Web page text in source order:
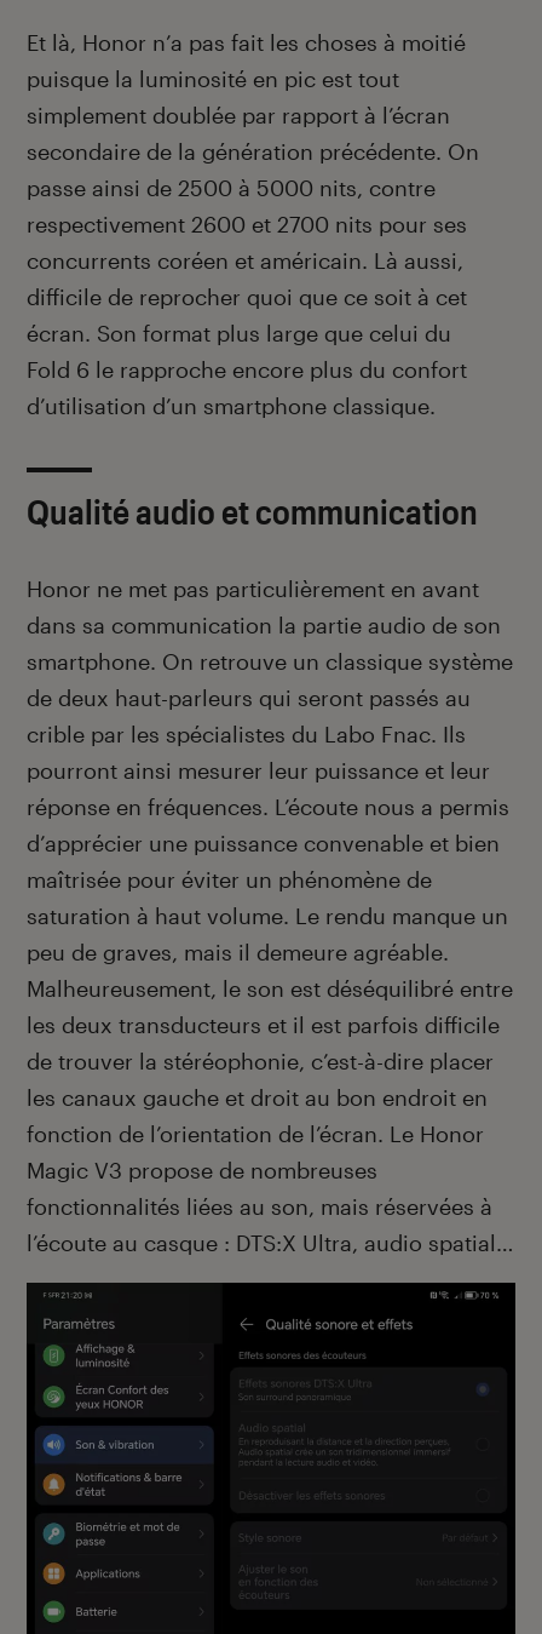
Et là, Honor n’a pas fait les choses à moitié
puisque la luminosité en pic est tout
simplement doublée par rapport à l’écran
secondaire de la génération précédente. On
passe ainsi de 2500 à 5000 nits, contre
respectivement 2600 et 2700 nits pour ses
concurrents coréen et américain. Là aussi,
difficile de reprocher quoi que ce soit à cet
écran. Son format plus large que celui du
Fold 6 le rapproche encore plus du confort
d’utilisation d’un smartphone classique.
Qualité audio et communication
Honor ne met pas particulièrement en avant
dans sa communication la partie audio de son
smartphone. On retrouve un classique système
de deux haut-parleurs qui seront passés au
crible par les spécialistes du Labo Fnac. Ils
pourront ainsi mesurer leur puissance et leur
réponse en fréquences. L’écoute nous a permis
d’apprécier une puissance convenable et bien
maîtrisée pour éviter un phénomène de
saturation à haut volume. Le rendu manque un
peu de graves, mais il demeure agréable.
Malheureusement, le son est déséquilibré entre
les deux transducteurs et il est parfois difficile
de trouver la stéréophonie, c’est-à-dire placer
les canaux gauche et droit au bon endroit en
fonction de l’orientation de l’écran. Le Honor
Magic V3 propose de nombreuses
fonctionnalités liées au son, mais réservées à
l’écoute au casque : DTS:X Ultra, audio spatial…